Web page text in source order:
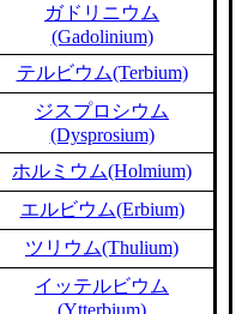
ガドリニウム
(Gadolinium)
テルビウム(Terbium)
ジスプロシウム
(Dysprosium)
ホルミウム(Holmium)
エルビウム(Erbium)
ツリウム(Thulium)
イッテルビウム
(Ytterbium)